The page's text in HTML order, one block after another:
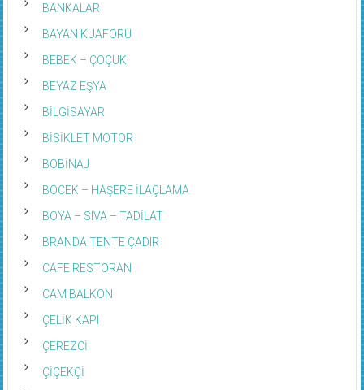
BANKALAR
BAYAN KUAFÖRÜ
BEBEK – ÇOÇUK
BEYAZ EŞYA
BİLGİSAYAR
BİSİKLET MOTOR
BOBİNAJ
BÖCEK – HAŞERE İLAÇLAMA
BOYA – SIVA – TADİLAT
BRANDA TENTE ÇADIR
CAFE RESTORAN
CAM BALKON
ÇELİK KAPI
ÇEREZCİ
ÇİÇEKÇİ